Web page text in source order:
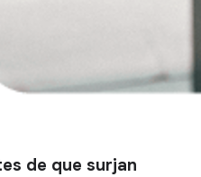
de que surjan